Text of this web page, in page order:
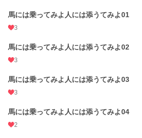
馬には乗ってみよ人には添うてみよ01
3
馬には乗ってみよ人には添うてみよ02
3
馬には乗ってみよ人には添うてみよ03
3
馬には乗ってみよ人には添うてみよ04
2